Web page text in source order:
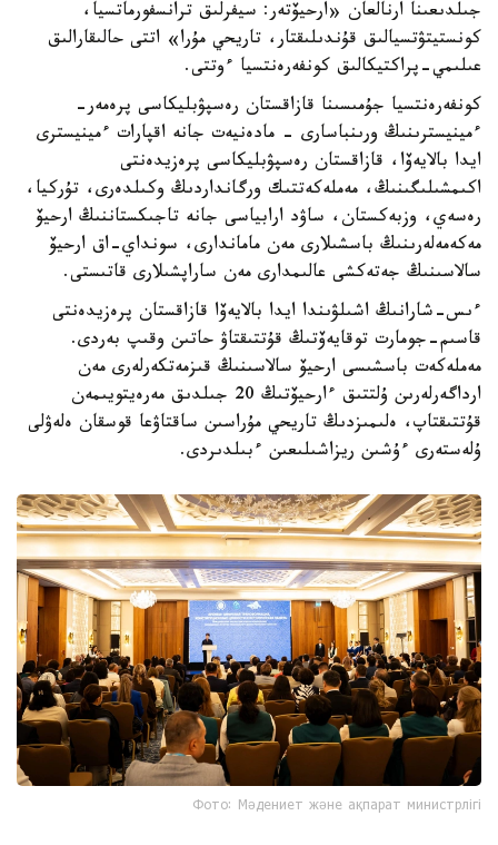
استانادا قازاقستان رەسپۋبليكاسى ۇلتتىق ءارحيۆىنىڭ 20
جىلدىعىنا ارنالعان «ارحيۆتەر: سيفرلىق ترانسفورماتسيا،
كونستيتۋتسيالىق قۇندىلىقتار، تاريحي مۇرا» اتتى حالىقارالىق
عىلىمي-پراكتيكالىق كونفەرەنتسيا ءوتتى.
كونفەرەنتسيا جۇمىسىنا قازاقستان رەسپۋبليكاسى پرەمەر-
ءمينيسترىنىڭ ورىنباسارى - مادەنيەت جانە اقپارات ءمينيسترى
ايدا بالايەۆا، قازاقستان رەسپۋبليكاسى پرەزيدەنتى
اكىمشىلىگىنىڭ، مەملەكەتتىك ورگانداردىڭ وكىلدەرى، تۇركيا،
رەسەي، وزبەكستان، ساۋد ارابياسى جانە تاجىكستاننىڭ ارحيۆ
مەكەمەلەرىنىڭ باسشىلارى مەن ماماندارى، سونداي-اق ارحيۆ
سالاسىنىڭ جەتەكشى عالىمدارى مەن ساراپشىلارى قاتىستى.
ءىس-شارانىڭ اشىلۋىندا ايدا بالايەۆا قازاقستان پرەزيدەنتى
قاسىم-جومارت توقايەۆتىڭ قۇتتىقتاۋ حاتىن وقىپ بەردى.
مەملەكەت باسشىسى ارحيۆ سالاسىنىڭ قىزمەتكەرلەرى مەن
ارداگەرلەرىن ۇلتتىق ءارحيۆتىڭ 20 جىلدىق مەرەيتويىمەن
قۇتتىقتاپ، ەلىمىزدىڭ تاريحي مۇراسىن ساقتاۋعا قوسقان ەلەۋلى